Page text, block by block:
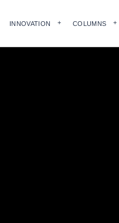
INNOVATION COLUMNS